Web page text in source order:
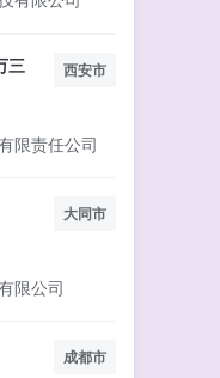
三 西安市
限责任公司
大同市
限公司
成都市